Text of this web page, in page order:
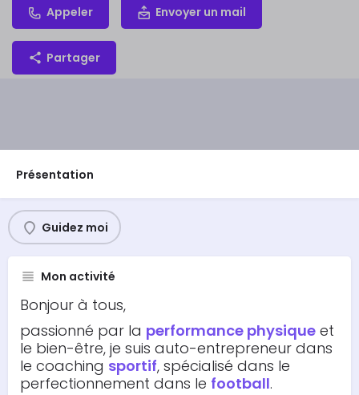
Appeler Envoyer un mail
Partager
Présentation
Guidez moi
Mon activité
Bonjour à tous,
passionné par la performance physique et
le bien-être, je suis auto-entrepreneur dans
le coaching sportif, spécialisé dans le
perfectionnement dans le football.